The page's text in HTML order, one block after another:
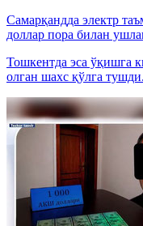
Самарқандда электр
доллар пора билан
Тошкентда эса ўқишга
олган шахс қўлга тушди.